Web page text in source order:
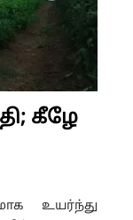
கீழே
உயர்ந்து